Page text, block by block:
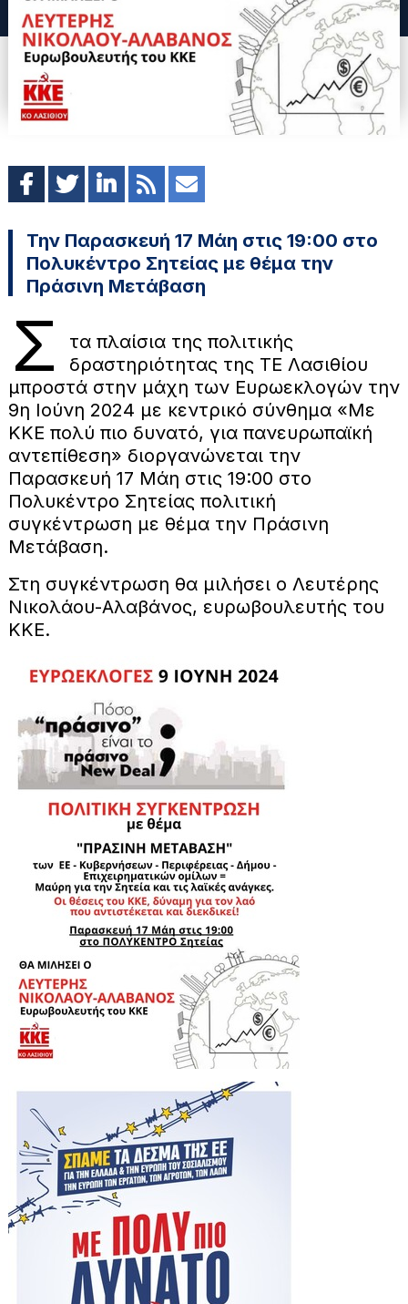
Την Παρασκευή 17 Μάη στις 19:00 στο
Πολυκέντρο Σητείας με θέμα την
Πράσινη Μετάβαση
Σ
τα πλαίσια της πολιτικής
δραστηριότητας της ΤΕ Λασιθίου
μπροστά στην μάχη των Ευρωεκλογών την
9η Ιούνη 2024 με κεντρικό σύνθημα «Με
ΚΚΕ πολύ πιο δυνατό, για πανευρωπαϊκή
αντεπίθεση» διοργανώνεται την
Παρασκευή 17 Μάη στις 19:00 στο
Πολυκέντρο Σητείας πολιτική
συγκέντρωση με θέμα την Πράσινη
Μετάβαση.
Στη συγκέντρωση θα μιλήσει ο Λευτέρης
Νικολάου-Αλαβάνος, ευρωβουλευτής του
ΚΚΕ.